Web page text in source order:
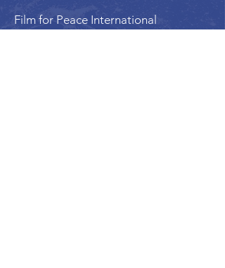
Film for Peace International